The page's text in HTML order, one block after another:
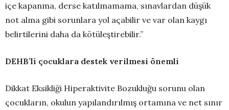
içe kapanma, derse katılmamama, sınavlardan düşük
not alma gibi sorunlara yol açabilir ve var olan kaygı
belirtilerini daha da kötüleştirebilir.”
DEHB’li çocuklara destek verilmesi önemli
Dikkat Eksikliği Hiperaktivite Bozukluğu sorunu olan
çocukların, okulun yapılandırılmış ortamına ve net sınır